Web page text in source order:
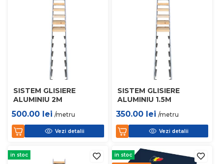
SISTEM GLISIERE
ALUMINIU 2M
500.00 lei /metru
Vezi detalii
SISTEM GLISIERE
ALUMINIU 1.5M
350.00 lei /metru
Vezi detalii
in stoc in stoc